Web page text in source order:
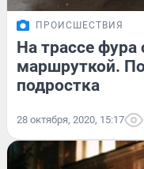
ПРОИСШЕСТВИЯ
На трассе фура
маршруткой.
подростка
28 октября, 2020, 15:17